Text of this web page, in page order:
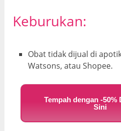
Keburukan:
Obat tidak dijual di
Watsons, atau Shopee.
Tempah dengan -50%
Sini